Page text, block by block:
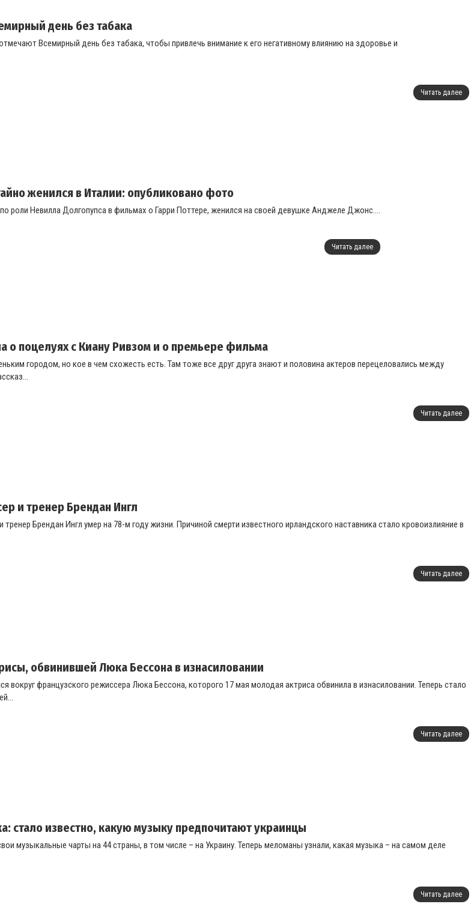
день без табака
Всемирный день без табака, чтобы привлечь внимание к его негативному влиянию на здоровье и
Читать далее
женился в Италии: опубликовано фото
роли Невилла Долгопупса в фильмах о Гарри Поттере, женился на своей девушке Анджеле Джонс....
Читать далее
о поцелуях с Киану Ривзом и о премьере фильма
городом, но кое в чем схожесть есть. Там тоже все друг друга знают и половина актеров перецеловались между
Читать далее
и тренер Брендан Ингл
Брендан Ингл умер на 78-м году жизни. Причиной смерти известного ирландского наставника стало кровоизлияние в
Читать далее
обвинившей Люка Бессона в изнасиловании
вокруг французского режиссера Люка Бессона, которого 17 мая молодая актриса обвинила в изнасиловании. Теперь стало
Читать далее
стало известно, какую музыку предпочитают украинцы
музыкальные чарты на 44 страны, в том числе – на Украину. Теперь меломаны узнали, какая музыка – на самом деле
Читать далее